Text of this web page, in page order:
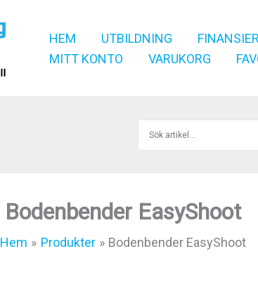
HEM UTBILDNING
MITT KONTO
VARUKORG
Bodenbender EasyShoot
Hem Produkter Bodenbender EasyShoot